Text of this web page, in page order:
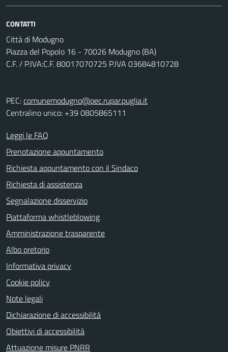
CONTATTI
Città di Modugno
Piazza del Popolo 16 - 70026 Modugno (BA)
C.F. / P.IVA:C.F. 80017070725 P.IVA 03684810728
PEC:comunemodugno@pec.rupar.puglia.it
Centralino unico: +39 0805865111
Leggi le FAQ
Prenotazione appuntamento
Richiesta appuntamento con il Sindaco
Richiesta di assistenza
Segnalazione disservizio
Piattaforma whistleblowing
Amministrazione trasparente
Albo pretorio
Informativa privacy
Cookie policy
Note legali
Dichiarazione di accessibilità
Obiettivi di accessibilità
Attuazione misure PNRR